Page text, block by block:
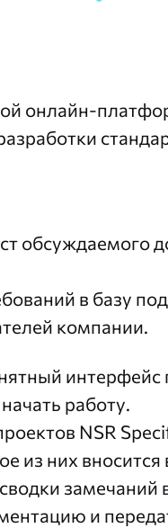
онлайн-
обсуждаемого
в базу
компании.
интерфейс
работу.
NSR
из них
и